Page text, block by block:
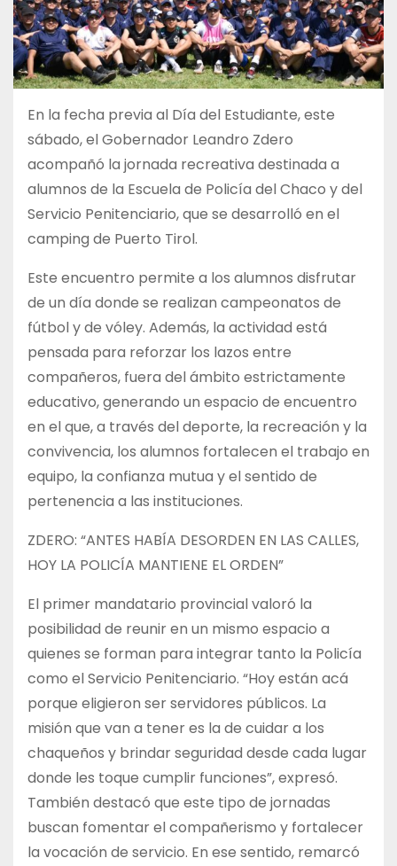
En la fecha previa al Día del Estudiante, este
sábado, el Gobernador Leandro Zdero
acompañó la jornada recreativa destinada a
alumnos de la Escuela de Policía del Chaco y del
Servicio Penitenciario, que se desarrolló en el
camping de Puerto Tirol.
Este encuentro permite a los alumnos disfrutar
de un día donde se realizan campeonatos de
fútbol y de vóley. Además, la actividad está
pensada para reforzar los lazos entre
compañeros, fuera del ámbito estrictamente
educativo, generando un espacio de encuentro
en el que, a través del deporte, la recreación y la
convivencia, los alumnos fortalecen el trabajo en
equipo, la confianza mutua y el sentido de
pertenencia a las instituciones.
ZDERO: “ANTES HABÍA DESORDEN EN LAS CALLES,
HOY LA POLICÍA MANTIENE EL ORDEN”
El primer mandatario provincial valoró la
posibilidad de reunir en un mismo espacio a
quienes se forman para integrar tanto la Policía
como el Servicio Penitenciario. “Hoy están acá
porque eligieron ser servidores públicos. La
misión que van a tener es la de cuidar a los
chaqueños y brindar seguridad desde cada lugar
donde les toque cumplir funciones”, expresó.
También destacó que este tipo de jornadas
buscan fomentar el compañerismo y fortalecer
la vocación de servicio. En ese sentido, remarcó